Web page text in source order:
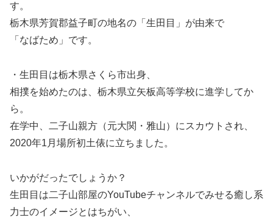
す。
栃木県芳賀郡益子町の地名の「生田目」が由来で
「なばため」です。
・生田目は栃木県さくら市出身、
相撲を始めたのは、栃木県立矢板高等学校に進学してか
ら。
在学中、二子山親方（元大関・雅山）にスカウトされ、
2020年1月場所初土俵に立ちました。
いかがだったでしょうか？
生田目は二子山部屋のYouTubeチャンネルでみせる癒し系
力士のイメージとはちがい、